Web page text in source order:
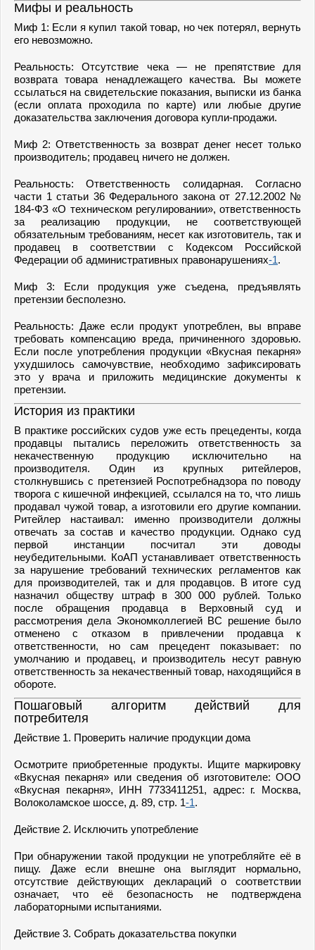
Мифы и реальность
Миф 1: Если я купил такой товар, но чек потерял, вернуть
его невозможно.
Реальность: Отсутствие чека — не препятствие для
возврата товара ненадлежащего качества. Вы можете
ссылаться на свидетельские показания, выписки из банка
(если оплата проходила по карте) или любые другие
доказательства заключения договора купли-продажи.
Миф 2: Ответственность за возврат денег несет только
производитель; продавец ничего не должен.
Реальность: Ответственность солидарная. Согласно
части 1 статьи 36 Федерального закона от 27.12.2002 №
184-ФЗ «О техническом регулировании», ответственность
за реализацию продукции, не соответствующей
обязательным требованиям, несет как изготовитель, так и
продавец в соответствии с Кодексом Российской
Федерации об административных правонарушениях-1.
Миф 3: Если продукция уже съедена, предъявлять
претензии бесполезно.
Реальность: Даже если продукт употреблен, вы вправе
требовать компенсацию вреда, причиненного здоровью.
Если после употребления продукции «Вкусная пекарня»
ухудшилось самочувствие, необходимо зафиксировать
это у врача и приложить медицинские документы к
претензии.
История из практики
В практике российских судов уже есть прецеденты, когда
продавцы пытались переложить ответственность за
некачественную продукцию исключительно на
производителя. Один из крупных ритейлеров,
столкнувшись с претензией Роспотребнадзора по поводу
творога с кишечной инфекцией, ссылался на то, что лишь
продавал чужой товар, а изготовили его другие компании.
Ритейлер настаивал: именно производители должны
отвечать за состав и качество продукции. Однако суд
первой инстанции посчитал эти доводы
неубедительными. КоАП устанавливает ответственность
за нарушение требований технических регламентов как
для производителей, так и для продавцов. В итоге суд
назначил обществу штраф в 300 000 рублей. Только
после обращения продавца в Верховный суд и
рассмотрения дела Экономколлегией ВС решение было
отменено с отказом в привлечении продавца к
ответственности, но сам прецедент показывает: по
умолчанию и продавец, и производитель несут равную
ответственность за некачественный товар, находящийся в
обороте.
Пошаговый алгоритм действий для
потребителя
Действие 1. Проверить наличие продукции дома
Осмотрите приобретенные продукты. Ищите маркировку
«Вкусная пекарня» или сведения об изготовителе: ООО
«Вкусная пекарня», ИНН 7733411251, адрес: г. Москва,
Волоколамское шоссе, д. 89, стр. 1-1.
Действие 2. Исключить употребление
При обнаружении такой продукции не употребляйте её в
пищу. Даже если внешне она выглядит нормально,
отсутствие действующих деклараций о соответствии
означает, что её безопасность не подтверждена
лабораторными испытаниями.
Действие 3. Собрать доказательства покупки